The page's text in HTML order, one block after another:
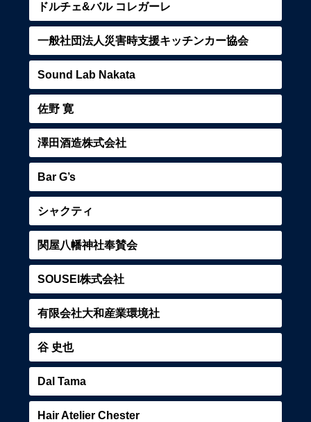
ドルチェ&バル コレガーレ
一般社団法人災害時支援キッチンカー協会
Sound Lab Nakata
佐野 寛
澤田酒造株式会社
Bar G’s
シャクティ
関屋八幡神社奉賛会
SOUSEI株式会社
有限会社大和産業環境社
谷 史也
Dal Tama
Hair Atelier Chester